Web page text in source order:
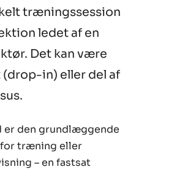
træningssession
ledet af en
Det kan være
(drop-in) eller del af
er den grundlæggende
træning eller
– en fastsat